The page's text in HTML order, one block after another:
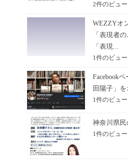
2件のビュー
WEZZYオ
「表現者
「表現...
1件のビュー
Facebook
田陽子」を
1件のビュー
神奈川県民
1件のビュー